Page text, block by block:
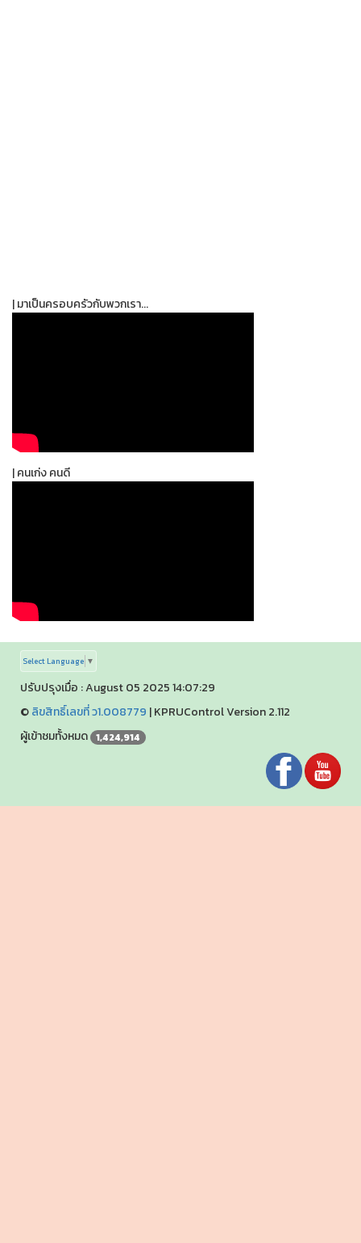
| มาเป็นครอบครัวกับพวกเรา...
| คนเก่ง คนดี
Select Language ▼
ปรับปรุงเมื่อ : August 05 2025 14:07:29
©ลิขสิทธิ์เลขที่ ว1.008779 |KPRUControl Version 2.112
ผู้เข้าชมทั้งหมด 1,424,914